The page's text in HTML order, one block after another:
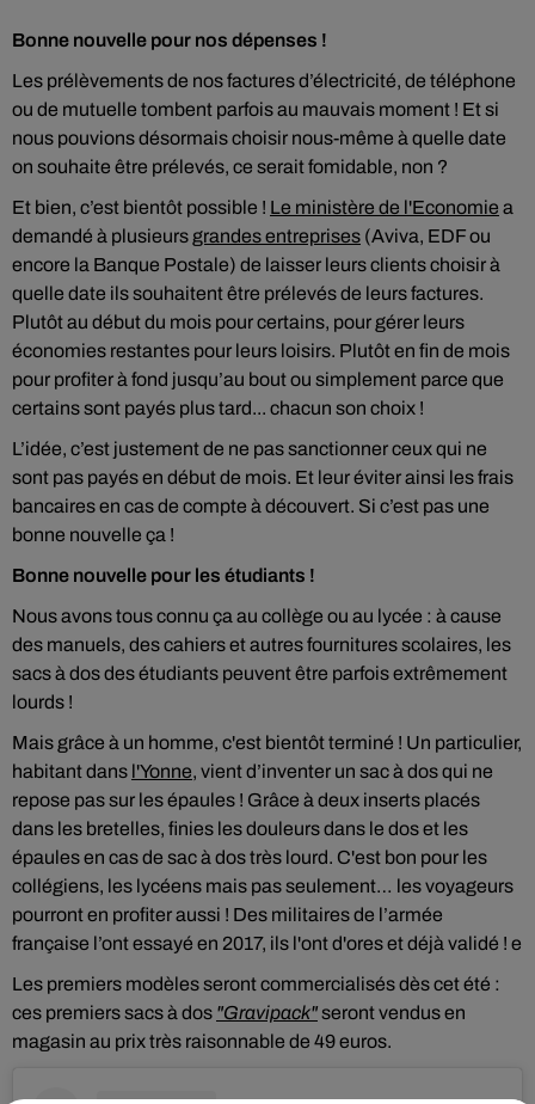
Bonne nouvelle pour nos dépenses !
Les prélèvements de nos factures d’électricité, de téléphone
ou de mutuelle tombent parfois au mauvais moment ! Et si
nous pouvions désormais choisir nous-même à quelle date
on souhaite être prélevés, ce serait fomidable, non ?
Et bien, c’est bientôt possible ! Le ministère de l'Economie a
demandé à plusieurs grandes entreprises (Aviva, EDF ou
encore la Banque Postale) de laisser leurs clients choisir à
quelle date ils souhaitent être prélevés de leurs factures.
Plutôt au début du mois pour certains, pour gérer leurs
économies restantes pour leurs loisirs. Plutôt en fin de mois
pour profiter à fond jusqu’au bout ou simplement parce que
certains sont payés plus tard... chacun son choix !
L’idée, c’est justement de ne pas sanctionner ceux qui ne
sont pas payés en début de mois. Et leur éviter ainsi les frais
bancaires en cas de compte à découvert. Si c’est pas une
bonne nouvelle ça !
Bonne nouvelle pour les étudiants !
Nous avons tous connu ça au collège ou au lycée : à cause
des manuels, des cahiers et autres fournitures scolaires, les
sacs à dos des étudiants peuvent être parfois extrêmement
lourds !
Mais grâce à un homme, c'est bientôt terminé ! Un particulier,
habitant dans l'Yonne, vient d’inventer un sac à dos qui ne
repose pas sur les épaules ! Grâce à deux inserts placés
dans les bretelles, finies les douleurs dans le dos et les
épaules en cas de sac à dos très lourd. C'est bon pour les
collégiens, les lycéens mais pas seulement… les voyageurs
pourront en profiter aussi ! Des militaires de l’armée
française l’ont essayé en 2017, ils l'ont d'ores et déjà validé ! e
Les premiers modèles seront commercialisés dès cet été :
ces premiers sacs à dos "Gravipack"seront vendus en
magasin au prix très raisonnable de 49 euros.